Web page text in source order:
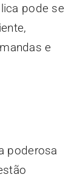
pode se
e
poderosa